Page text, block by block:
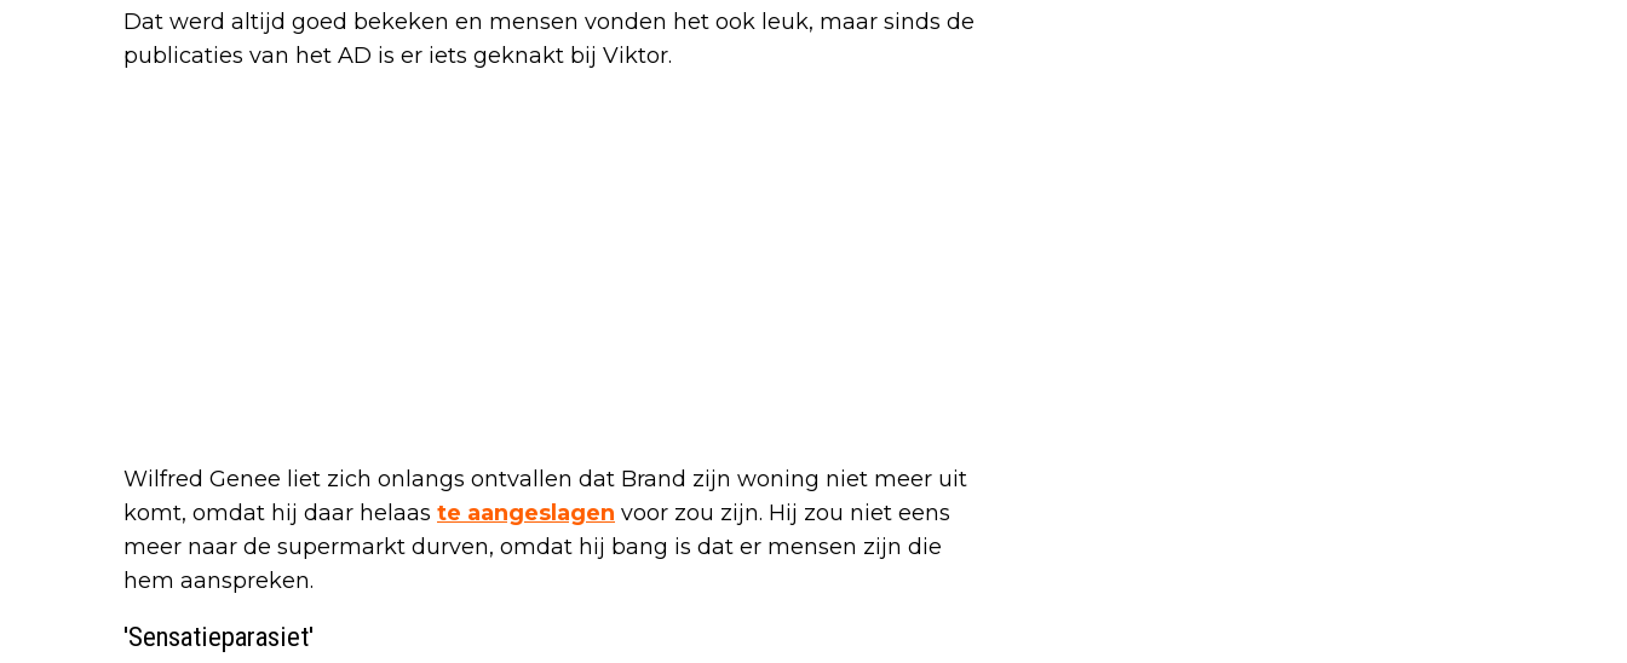
Dat werd altijd goed bekeken en mensen vonden het ook leuk, maar sinds de
publicaties van het AD is er iets geknakt bij Viktor.
Wilfred Genee liet zich onlangs ontvallen dat Brand zijn woning niet meer uit
komt, omdat hij daar helaas te aangeslagen voor zou zijn. Hij zou niet eens
meer naar de supermarkt durven, omdat hij bang is dat er mensen zijn die
hem aanspreken.
'Sensatieparasiet'